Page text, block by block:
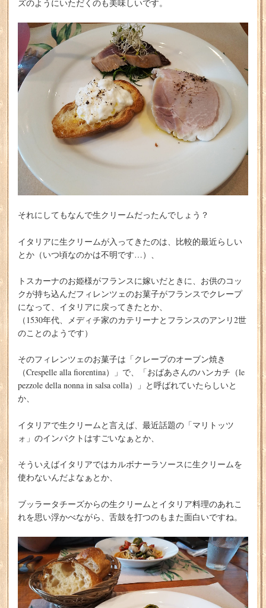
ズのようにいただくのも美味しいです。
それにしてもなんで生クリームだったんでしょう？
イタリアに生クリームが入ってきたのは、比較的最近らしい
とか（いつ頃なのかは不明です…）、
トスカーナのお姫様がフランスに嫁いだときに、お供のコッ
クが持ち込んだフィレンツェのお菓子がフランスでクレープ
になって、イタリアに戻ってきたとか、
（1530年代、メディチ家のカテリーナとフランスのアンリ2世
のことのようです）
そのフィレンツェのお菓子は「クレープのオーブン焼き
（Crespelle alla fiorentina）」で、「おばあさんのハンカチ（le
pezzole della nonna in salsa colla）」と呼ばれていたらしいと
か、
イタリアで生クリームと言えば、最近話題の「マリトッツ
ォ」のインパクトはすごいなぁとか、
そういえばイタリアではカルボナーラソースに生クリームを
使わないんだよなぁとか、
ブッラータチーズからの生クリームとイタリア料理のあれこ
れを思い浮かべながら、舌鼓を打つのもまた面白いですね。